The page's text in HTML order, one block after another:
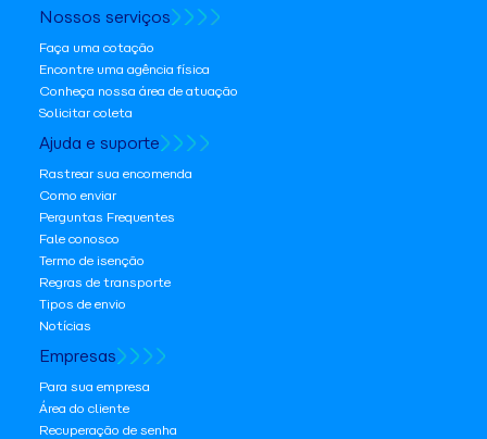
Nossos serviços
Faça uma cotação
Encontre uma agência física
Conheça nossa área de atuação
Solicitar coleta
Ajuda e suporte
Rastrear sua encomenda
Como enviar
Perguntas Frequentes
Fale conosco
Termo de isenção
Regras de transporte
Tipos de envio
Notícias
Empresas
Para sua empresa
Área do cliente
Recuperação de senha